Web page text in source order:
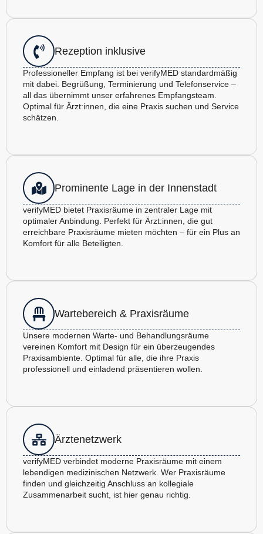
Rezeption inklusive
Professioneller Empfang ist bei verifyMED standardmäßig
mit dabei. Begrüßung, Terminierung und Telefonservice –
all das übernimmt unser erfahrenes Empfangsteam.
Optimal für Ärzt:innen, die eine Praxis suchen und Service
schätzen.
Prominente Lage in der Innenstadt
verifyMED bietet Praxisräume in zentraler Lage mit
optimaler Anbindung. Perfekt für Ärzt:innen, die gut
erreichbare Praxisräume mieten möchten – für ein Plus an
Komfort für alle Beteiligten.
Wartebereich & Praxisräume
Unsere modernen Warte- und Behandlungsräume
vereinen Komfort mit Design für ein überzeugendes
Praxisambiente. Optimal für alle, die ihre Praxis
professionell und einladend präsentieren wollen.
Ärztenetzwerk
verifyMED verbindet moderne Praxisräume mit einem
lebendigen medizinischen Netzwerk. Wer Praxisräume
finden und gleichzeitig Anschluss an kollegiale
Zusammenarbeit sucht, ist hier genau richtig.